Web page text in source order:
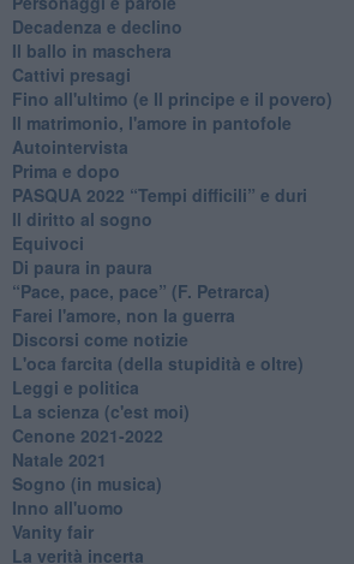
Decadenza e declino
Il ballo in maschera
Cattivi presagi
Fino all'ultimo (e Il principe e il povero)
Il matrimonio, l'amore in pantofole
Autointervista
Prima e dopo
​PASQUA 2022 “Tempi difficili” e duri
Il diritto al sogno
Equivoci
Di paura in paura
​“Pace, pace, pace” (F. Petrarca)
Farei l'amore, non la guerra
Discorsi come notizie
L'oca farcita (della stupidità e oltre)
Leggi e politica
La scienza (c'est moi)
Cenone 2021-2022
Natale 2021
Sogno (in musica)
Inno all'uomo
Vanity fair
La verità incerta